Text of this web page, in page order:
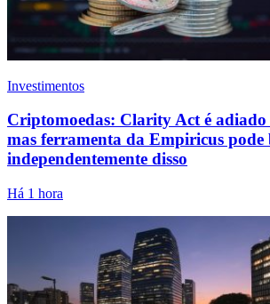
Investimentos
Criptomoedas: Clarity Act é adiado
mas ferramenta da Empiricus pode
independentemente disso
Há 1 hora